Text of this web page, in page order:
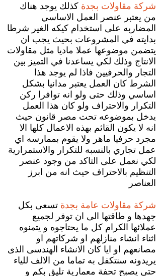
شركة مقاولات بجدة كذلك يوجد هناك
من يعتبر عنصر العمل الاساسي
المضاربه على استخدام كيكه الغير شرطا
بدايته في المشروعات بحيث يجب ان
يتضمن موضوعها عملا ماديا مثل مقاولات
الانتاج وذلك لكي يساعدنا في التميز بين
التجار والحرفيين فاذا لم يوجد هذا
الشرط كان العمل يعتبر مدانيا بشكل
اساسي وذلك حتى ولو انه توافرا ركن
التكرار والاحتراف ولو كان هذا العمل
يدخل بموضوعه تحت مصر قانون حيث
انه لا يكون القائم بهذه الاعمال كلها الا
مجرد حرفيا ماهر ولا يقوم بممارسه اي
عمل تجاري بالنسبه للتكرار والاستمرارية
لكي نعمل على التاكد من وجود عنصر
التنظيم بالاحتراف حيث انه من ابرز
العناصر
شركة مقاولات عامة بجدة تسعى بكل
جهدها و طاقتها الى ان توفر لجميع
عملائها الكرام كل ما يحتاجوه و يتمنوه
اثناء انشاء منازلهم او شركاتهم او
مصانعهم او ايا كان الانشاء الهندسى الذى
يريدونه سنتكفل به تماما من الالف للياء
حتى يصبح تحفة معمارية تليق بكم و